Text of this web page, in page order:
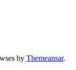
by Themeansar.